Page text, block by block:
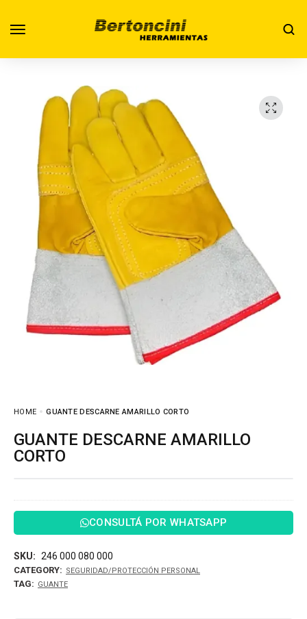
HOME GUANTE DESCARNE AMARILLO CORTO
GUANTE DESCARNE AMARILLO
CORTO
CONSULTÁ POR WHATSAPP
SKU: 246 000 080 000
CATEGORY: SEGURIDAD/PROTECCIÓN PERSONAL
TAG: GUANTE